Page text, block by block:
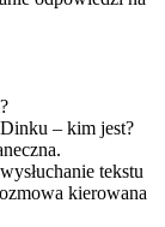
– kim jest?
tekstu
kierowana